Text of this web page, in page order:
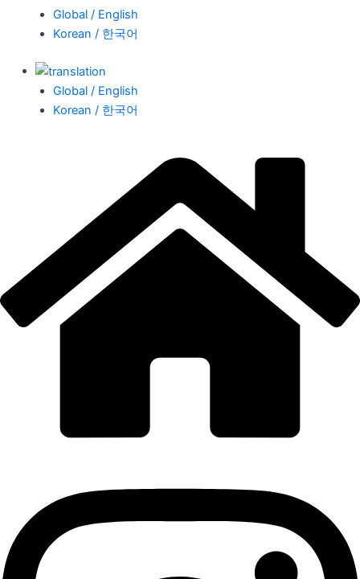
Global / English
Korean / 한국어
Global / English
Korean / 한국어